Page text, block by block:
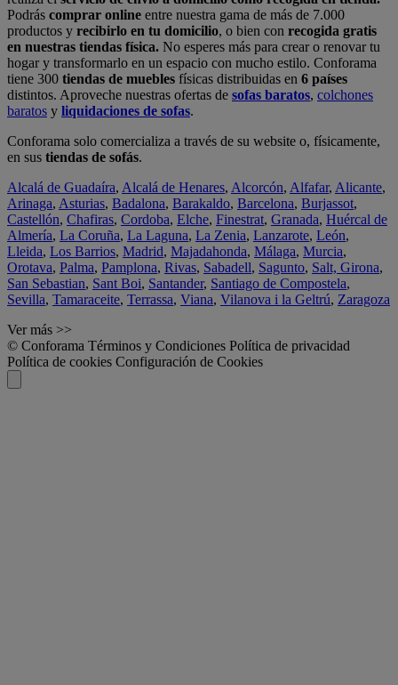
Podrás comprar online entre nuestra gama de más de 7.000
productos y recibirlo en tu domicilio, o bien con recogida gratis
en nuestras tiendas física. No esperes más para crear o renovar tu
hogar y transformarlo en un espacio con mucho estilo. Conforama
tiene 300 tiendas de muebles físicas distribuidas en 6 países
distintos. Aproveche nuestras ofertas de sofas baratos, colchones
baratos y liquidaciones de sofas.
Conforama solo comercializa a través de su website o, físicamente,
en sus tiendas de sofás.
Alcalá de Guadaíra, Alcalá de Henares, Alcorcón, Alfafar, Alicante,
Arinaga, Asturias, Badalona, Barakaldo, Barcelona, Burjassot,
Castellón, Chafiras, Cordoba, Elche, Finestrat, Granada, Huércal de
Almería, La Coruña, La Laguna, La Zenia, Lanzarote, León,
Lleida, Los Barrios, Madrid, Majadahonda, Málaga, Murcia,
Orotava, Palma, Pamplona, Rivas, Sabadell, Sagunto, Salt, Girona,
San Sebastian, Sant Boi, Santander, Santiago de Compostela,
Sevilla, Tamaraceite, Terrassa, Viana, Vilanova i la Geltrú, Zaragoza
Ver más >>
© Conforama Términos y Condiciones Política de privacidad
Política de cookies Configuración de Cookies